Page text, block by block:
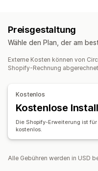
SKUs Import und Export
Workflow-
Bestellverwaltung
Benachrichtigungen und
Benachrichtigungen
werden muss
Benachrichtigungen über
Benutzerdefinierte
Mehrere Kanäle Mehrere
Sammelaktion Echtzeit
Benachrichtigungen und
Datenimport und -export
Echtzeitstatus
Preisgestaltung
Wähle den Plan, der am
Externe Kosten können von
Shopify-Rechnung
Kostenlos
Kostenlose
Die Shopify-Erweiterung ist
kostenlos.
Alle Gebühren werden in USD